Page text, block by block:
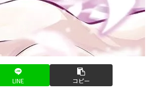
LINE コピー